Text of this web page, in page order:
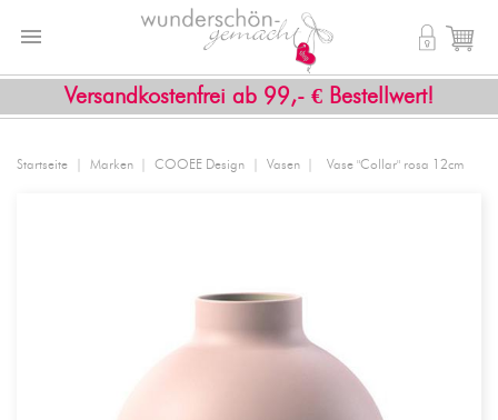
Versandkostenfrei ab 99,- € Bestellwert!
 shopping_cart

Startseite Marken COOEE Design Vasen Vase "Collar" rosa 12cm